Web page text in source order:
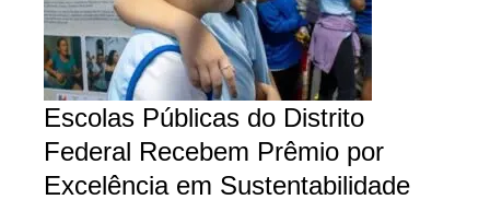
Escolas Públicas do Distrito
Federal Recebem Prêmio por
Excelência em Sustentabilidade